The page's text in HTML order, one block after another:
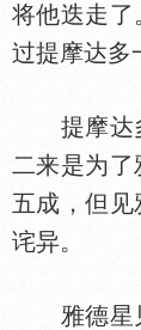
将他迭走了
过提摩达多
提摩达多
二来是为了
五成，但
诧异。
雅德星见